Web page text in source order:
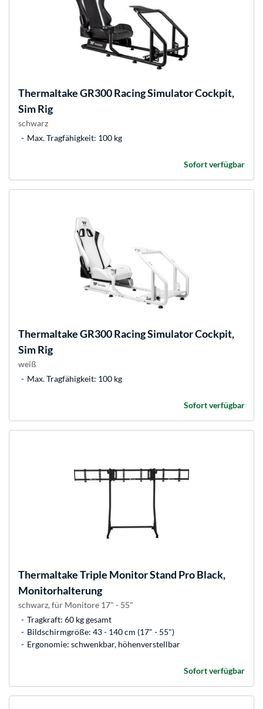
ThermaltakeGR300 Racing Simulator Cockpit,
Sim Rig
schwarz
Max. Tragfähigkeit: 100 kg
Sofort verfügbar
ThermaltakeGR300 Racing Simulator Cockpit,
Sim Rig
weiß
Max. Tragfähigkeit: 100 kg
Sofort verfügbar
ThermaltakeTriple Monitor Stand Pro Black,
Monitorhalterung
schwarz, für Monitore 17" - 55"
Tragkraft: 60 kg gesamt
Bildschirmgröße: 43 - 140 cm (17" - 55")
Ergonomie: schwenkbar, höhenverstellbar
Sofort verfügbar